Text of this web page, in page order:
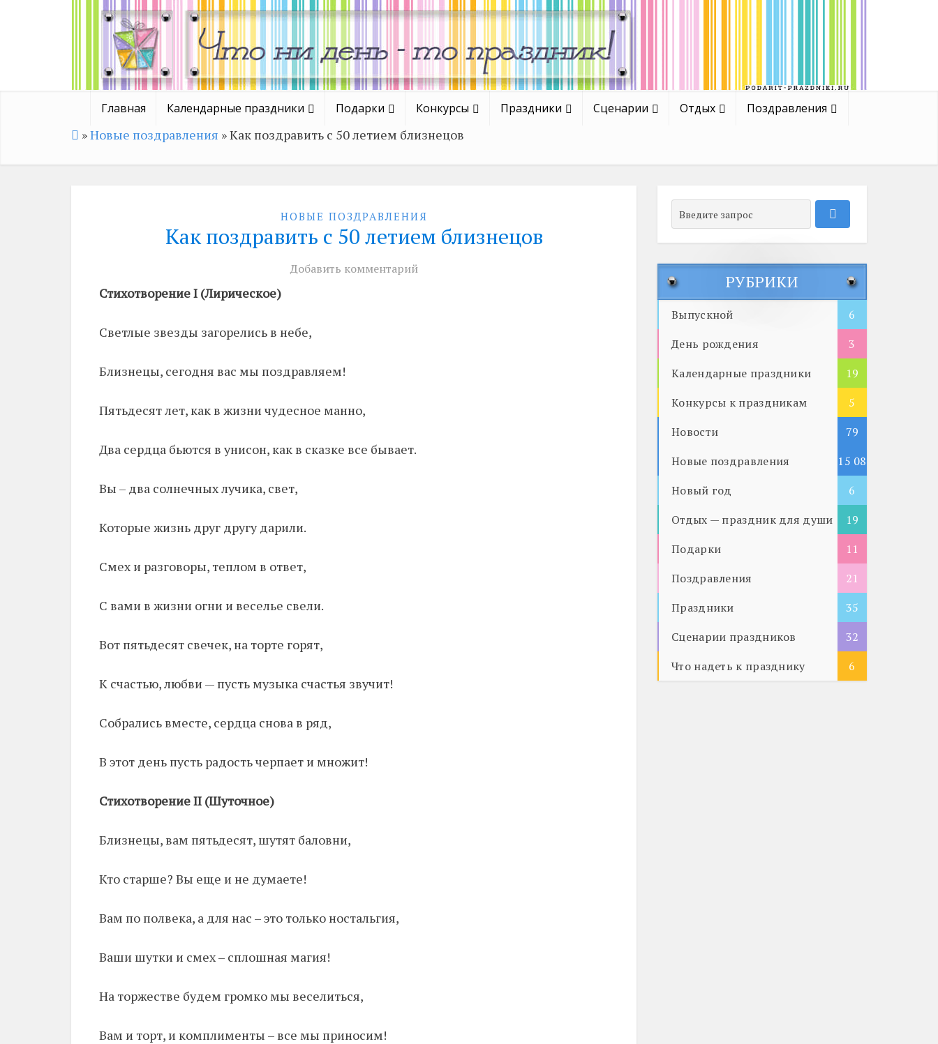
Главная Календарные праздники Подарки Конкурсы Праздники Сценарии Отдых Поздравления
»Новые поздравления »Как поздравить с 50 летием близнецов
НОВЫЕ ПОЗДРАВЛЕНИЯ
Как поздравить с 50 летием близнецов
Добавить комментарий
Стихотворение I (Лирическое)
Светлые звезды загорелись в небе,
Близнецы, сегодня вас мы поздравляем!
Пятьдесят лет, как в жизни чудесное манно,
Два сердца бьются в унисон, как в сказке все бывает.
Вы – два солнечных лучика, свет,
Которые жизнь друг другу дарили.
Смех и разговоры, теплом в ответ,
С вами в жизни огни и веселье свели.
Вот пятьдесят свечек, на торте горят,
К счастью, любви — пусть музыка счастья звучит!
Собрались вместе, сердца снова в ряд,
В этот день пусть радость черпает и множит!
Стихотворение II (Шуточное)
Близнецы, вам пятьдесят, шутят баловни,
Кто старше? Вы еще и не думаете!
Вам по полвека, а для нас – это только ностальгия,
Ваши шутки и смех – сплошная магия!
На торжестве будем громко мы веселиться,
Вам и торт, и комплименты – все мы приносим!
РУБРИКИ
Выпускной
6
День рождения
3
Календарные праздники
19
Конкурсы к праздникам
5
Новости
79
Новые поздравления
15 08
5
Новый год
6
Отдых — праздник для души
19
Подарки
11
Поздравления
21
Праздники
35
Сценарии праздников
32
Что надеть к празднику
6